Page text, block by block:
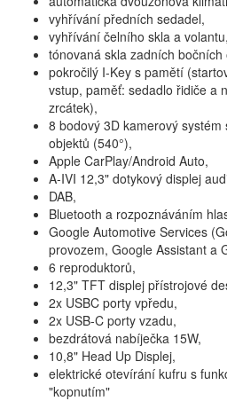
vyhřívání předních sedadel,
vyhřívání čelního skla a volantu,
tónovaná skla zadních
pokročilý I-Key s pamětí
vstup, paměť: sedadlo řidiče a
zrcátek),
8 bodový 3D kamerový
objektů (540°),
Apple CarPlay/Android Auto,
A-IVI 12,3" dotykový displej
DAB,
Bluetooth a rozpoznáváním
Google Automotive Services
provozem, Google Assistant a
6 reproduktorů,
12,3" TFT displej přístrojové
2x USBC porty vpředu,
2x USB-C porty vzadu,
bezdrátová nabíječka 15W,
10,8" Head Up Displej,
elektrické otevírání kufru s
"kopnutím"